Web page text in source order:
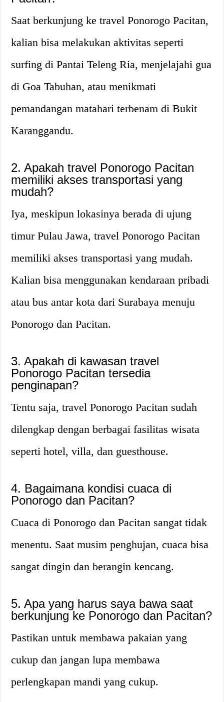
Saat berkunjung ke travel Ponorogo Pacitan,
kalian bisa melakukan aktivitas seperti
surfing di Pantai Teleng Ria, menjelajahi gua
di Goa Tabuhan, atau menikmati
pemandangan matahari terbenam di Bukit
Karanggandu.
2. Apakah travel Ponorogo Pacitan
memiliki akses transportasi yang
mudah?
Iya, meskipun lokasinya berada di ujung
timur Pulau Jawa, travel Ponorogo Pacitan
memiliki akses transportasi yang mudah.
Kalian bisa menggunakan kendaraan pribadi
atau bus antar kota dari Surabaya menuju
Ponorogo dan Pacitan.
3. Apakah di kawasan travel
Ponorogo Pacitan tersedia
penginapan?
Tentu saja, travel Ponorogo Pacitan sudah
dilengkap dengan berbagai fasilitas wisata
seperti hotel, villa, dan guesthouse.
4. Bagaimana kondisi cuaca di
Ponorogo dan Pacitan?
Cuaca di Ponorogo dan Pacitan sangat tidak
menentu. Saat musim penghujan, cuaca bisa
sangat dingin dan berangin kencang.
5. Apa yang harus saya bawa saat
berkunjung ke Ponorogo dan Pacitan?
Pastikan untuk membawa pakaian yang
cukup dan jangan lupa membawa
perlengkapan mandi yang cukup.